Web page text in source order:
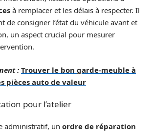
à remplacer et les délais à respecter. Il
de consigner l’état du véhicule avant et
un aspect crucial pour mesurer
: Trouver le bon garde-meuble à
pièces auto de valeur
pour l’atelier
administratif, un ordre de réparation